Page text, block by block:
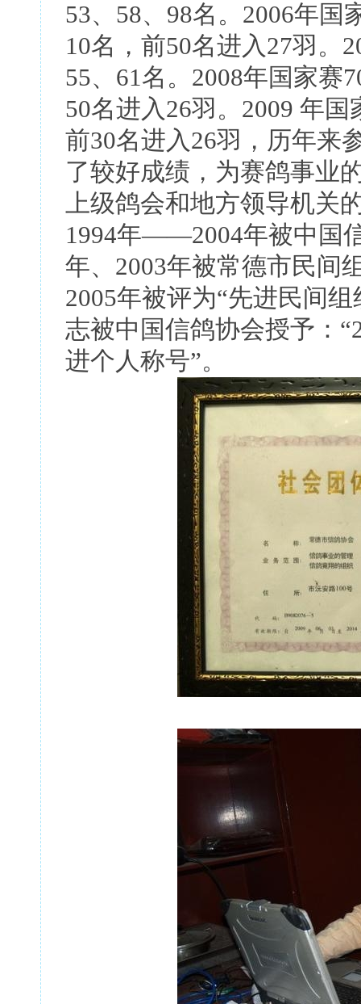
53、58、98名。2006年国
10名，前50名进入27羽。
55、61名。2008年国家赛
50名进入26羽。2009 年
前30名进入26羽，历年来
了较好成绩，为赛鸽事业
上级鸽会和地方领导机关
1994年——2004年被中国
年、2003年被常德市民间
2005年被评为“先进民间
志被中国信鸽协会授予：
进个人称号”。